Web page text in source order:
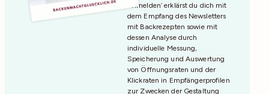
Anmelden‘ erklärst du dich mit
dem Empfang des Newsletters
mit Backrezepten sowie mit
dessen Analyse durch
individuelle Messung,
Speicherung und Auswertung
von Öffnungsraten und der
Klickraten in Empfängerprofilen
zur Zwecken der Gestaltung